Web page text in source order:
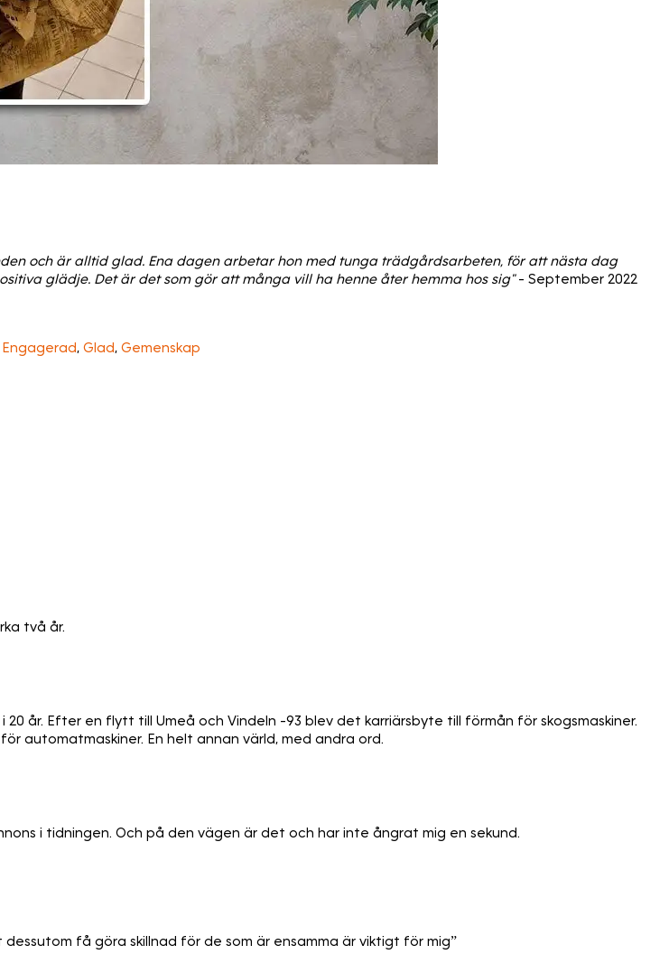
och är alltid glad. Ena dagen arbetar hon med tunga trädgårdsarbeten, för att nästa dag
glädje. Det är det som gör att många vill ha henne åter hemma hos sig"- September 2022
Engagerad, Glad, Gemenskap
två år.
år. Efter en flytt till Umeå och Vindeln -93 blev det karriärsbyte till förmån för skogsmaskiner.
automatmaskiner. En helt annan värld, med andra ord.
i tidningen. Och på den vägen är det och har inte ångrat mig en sekund.
få göra skillnad för de som är ensamma är viktigt för mig”